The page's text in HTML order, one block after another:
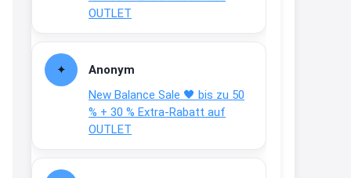
OUTLET
Anonym
New Balance Sale 🖤 bis zu 50
% + 30 % Extra-Rabatt auf
OUTLET
shop.bioeg.de/aufkleber-
achtun...
↩
Joachim
Gratis personalisierte 7-Tage
Ration Micronährstoffe/ Vitamine